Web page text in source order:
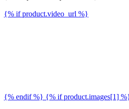
{% if product.video_url %}
{% endif %} {% if product.images[1]